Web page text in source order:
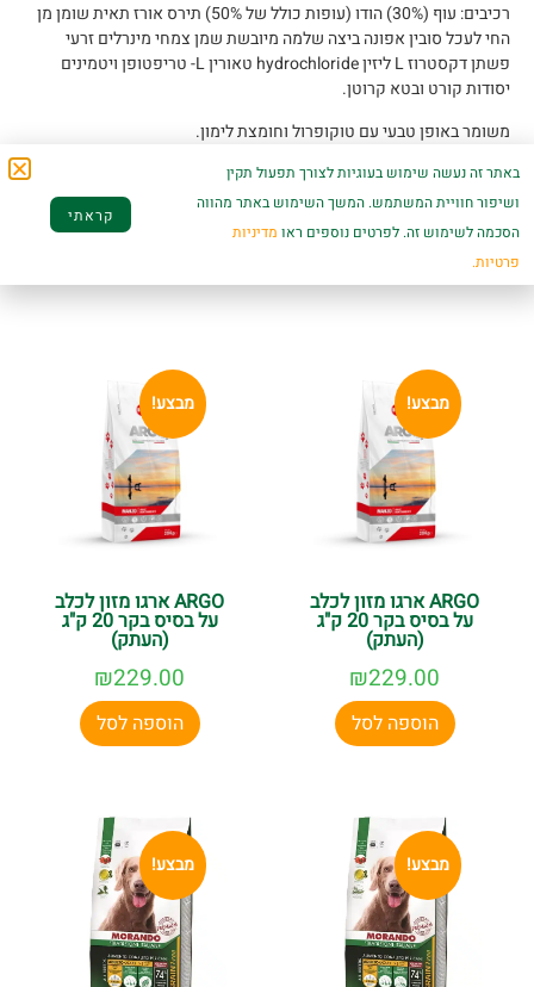
רכיבים: עוף (30%) הודו (עופות כולל של 50%) תירס אורז תאית שומן מן
החי לעכל סובין אפונה ביצה שלמה מיובשת שמן צמחי מינרלים זרעי
פשתן דקסטרוז L ליזין hydrochloride טאורין L- טריפטופן ויטמינים
יסודות קורט ובטא קרוטן.
משומר באופן טבעי עם טוקופרול וחומצת לימון.
מוצרים קשורים
מבצע!
ARGO ארגו מזון לכלב
על בסיס בקר 20 ק"ג
(העתק)
₪229.00
הוספה לסל
מבצע!
ARGO ארגו מזון לכלב
על בסיס בקר 20 ק"ג
(העתק)
₪229.00
הוספה לסל
מבצע! מבצע!
באתר זה נעשה שימוש בעוגיות לצורך תפעול תקין
ושיפור חוויית המשתמש. המשך השימוש באתר מהווה
הסכמה לשימוש זה. לפרטים נוספים ראו מדיניות
פרטיות.
קראתי